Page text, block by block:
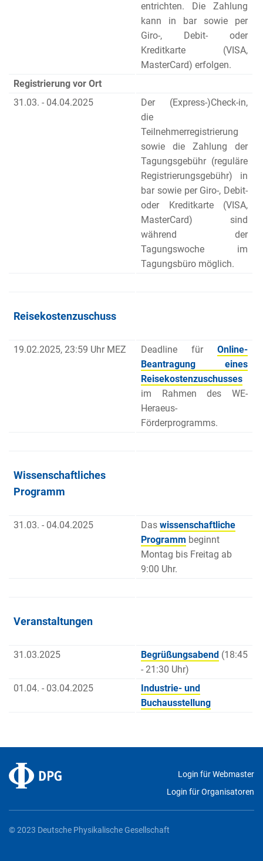
entrichten. Die Zahlung
kann in bar sowie per
Giro-, Debit- oder
Kreditkarte (VISA,
MasterCard) erfolgen.
Registrierung vor Ort
31.03. - 04.04.2025
Der (Express-)Check-in,
die
Teilnehmerregistrierung
sowie die Zahlung der
Tagungsgebühr (reguläre
Registrierungsgebühr) in
bar sowie per Giro-, Debit-
oder Kreditkarte (VISA,
MasterCard) sind
während der
Tagungswoche im
Tagungsbüro möglich.
Reisekostenzuschuss
19.02.2025, 23:59 Uhr MEZ Deadline für Online-
Beantragung eines
Reisekostenzuschusses
im Rahmen des WE-
Heraeus-
Förderprogramms.
Wissenschaftliches
Programm
31.03. - 04.04.2025 Das wissenschaftliche
Programm beginnt
Montag bis Freitag ab
9:00 Uhr.
Veranstaltungen
31.03.2025 Begrüßungsabend (18:45
- 21:30 Uhr)
01.04. - 03.04.2025
Industrie- und
Buchausstellung
Login für Webmaster
Login für Organisatoren
© 2023 Deutsche Physikalische Gesellschaft